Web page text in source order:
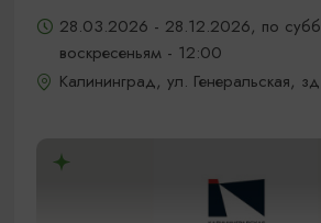
28.03.2026 - 28.12.2026, по
воскресеньям - 12:00
Калининград, ул. Генеральская,